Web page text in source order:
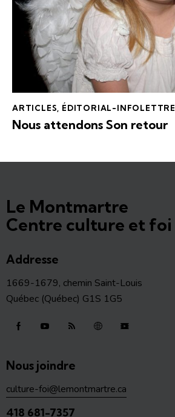
ARTICLES ÉDITORIAL-INFOLETTRE
Nous attendons Son retour
Le Montmartre
Centre culture et foi
Addresse
1669-1679, chemin Saint-Louis
Québec (Québec) G1S 1G5
Nous joindre
culture-foi@lemontmartre.ca
418 681-7357